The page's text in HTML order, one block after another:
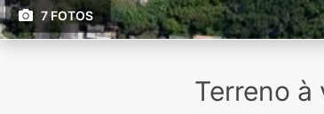
7 FOTOS
Terreno à